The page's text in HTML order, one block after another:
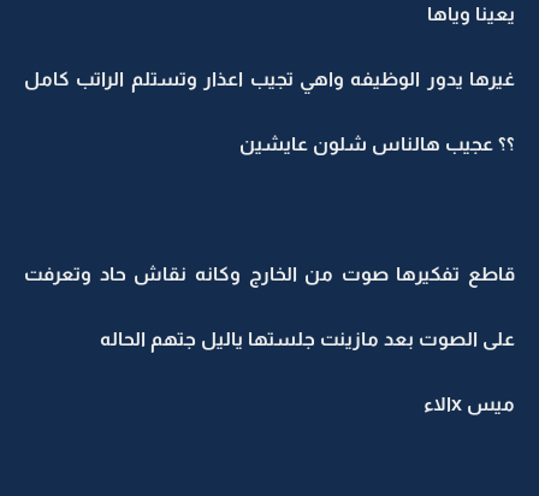
يعينا وياها
غيرها يدور الوظيفه واهي تجيب اعذار وتستلم الراتب كامل
؟؟ عجيب هالناس شلون عايشين
قاطع تفكيرها صوت من الخارج وكانه نقاش حاد وتعرفت
على الصوت بعد مازينت جلستها ياليل جتهم الحاله
ميس xالاء